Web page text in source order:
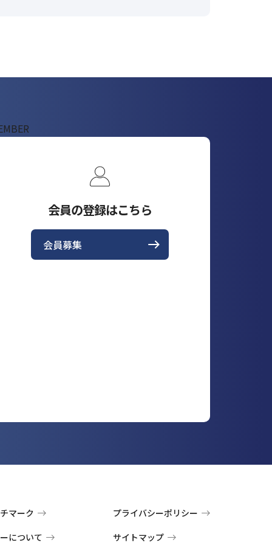
会員の登録はこちら
会員募集
マーク
について
プライバシーポリシー
サイトマップ